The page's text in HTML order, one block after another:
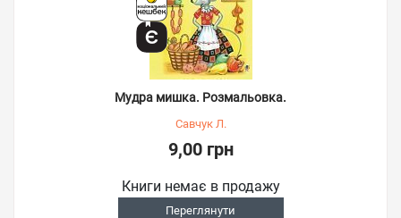
Мудра мишка. Розмальовка.
Савчук Л.
9,00 грн
Книги немає в продажу
Переглянути